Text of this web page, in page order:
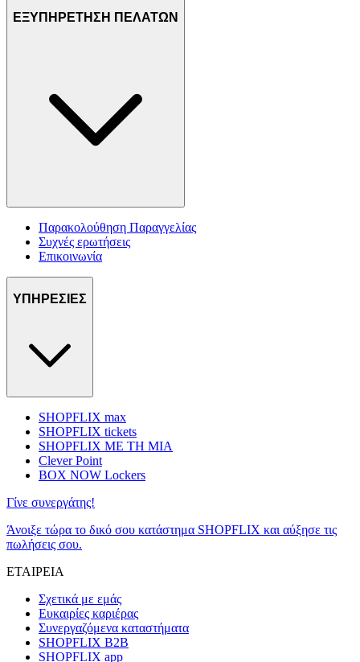
ΕΞΥΠΗΡΕΤΗΣΗ ΠΕΛΑΤΩΝ
Παρακολούθηση Παραγγελίας
Συχνές ερωτήσεις
Επικοινωνία
ΥΠΗΡΕΣΙΕΣ
SHOPFLIX max
SHOPFLIX tickets
SHOPFLIX ΜΕ ΤΗ ΜΙΑ
Clever Point
BOX NOW Lockers
Γίνε συνεργάτης!
Άνοιξε τώρα το δικό σου κατάστημα SHOPFLIX και αύξησε τις
πωλήσεις σου.
ΕΤΑΙΡΕΙΑ
Σχετικά με εμάς
Ευκαιρίες καριέρας
Συνεργαζόμενα καταστήματα
SHOPFLIX B2B
SHOPFLIX app